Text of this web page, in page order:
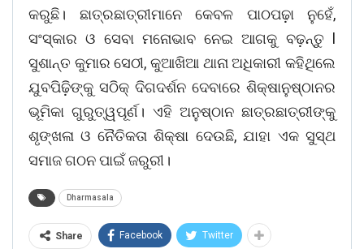
କରୁଛି। ଛାତ୍ରଛାତ୍ରୀମାନେ କେବଳ ପାଠପଢ଼ା ନୁହେଁ,
ସଂସ୍କାର ଓ ସେବା ମନୋଭାବ ନେଇ ଆଗକୁ ବଢ଼ନ୍ତୁ l
ସୁଶାନ୍ତ କୁମାର ସେଠୀ, କୁଆଖିଆ ଥାନା ଅଧିକାରୀ କହିଥିଲେ
ଯୁବପିଢ଼ିଙ୍କୁ ସଠିକ୍ ଦିଗଦର୍ଶନ ଦେବାରେ ଶିକ୍ଷାନୁଷ୍ଠାନର
ଭୂମିକା ଗୁରୁତ୍ୱପୂର୍ଣ। ଏହି ଅନୁଷ୍ଠାନ ଛାତ୍ରଛାତ୍ରୀଙ୍କୁ
ଶୃଙ୍ଖଳା ଓ ନୈତିକତା ଶିକ୍ଷା ଦେଉଛି, ଯାହା ଏକ ସୁସ୍ଥ
ସମାଜ ଗଠନ ପାଇଁ ଜରୁରୀ।
Dharmasala
Share Facebook Twitter